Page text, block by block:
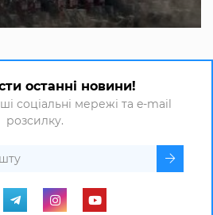
останні новини!
соціальні мережі та e-mail
розсилку.